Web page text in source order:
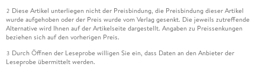
2 Diese Artikel unterliegen nicht der Preisbindung, die Preisbindung dieser Artikel
wurde aufgehoben oder der Preis wurde vom Verlag gesenkt. Die jeweils zutreffende
Alternative wird Ihnen auf der Artikelseite dargestellt. Angaben zu Preissenkungen
beziehen sich auf den vorherigen Preis.
3 Durch Öffnen der Leseprobe willigen Sie ein, dass Daten an den Anbieter der
Leseprobe übermittelt werden.